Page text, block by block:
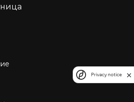
Privacy notice